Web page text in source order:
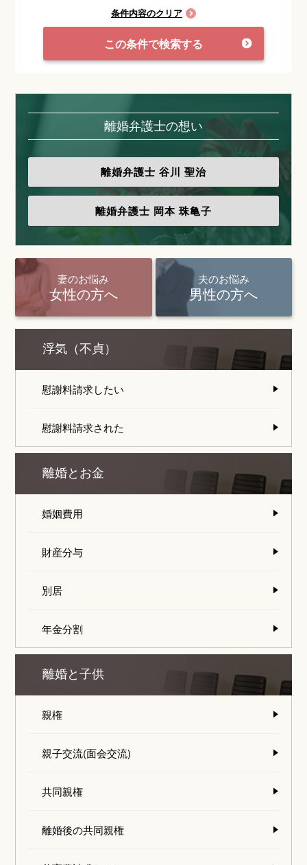
条件内容のクリア
この条件で検索する
離婚弁護士の想い
離婚弁護士 谷川 聖治
離婚弁護士 岡本 珠亀子
妻のお悩み
女性の方へ
夫のお悩み
男性の方へ
浮気（不貞）
慰謝料請求したい
慰謝料請求された
離婚とお金
婚姻費用
財産分与
別居
年金分割
離婚と子供
親権
親子交流(面会交流)
共同親権
離婚後の共同親権